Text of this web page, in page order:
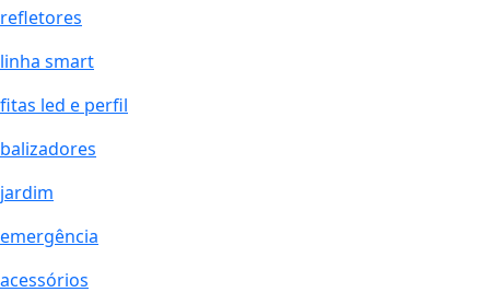
refletores
linha smart
fitas led e perfil
balizadores
jardim
emergência
acessórios